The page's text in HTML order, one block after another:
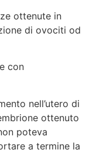
ottenute in
di ovociti od
con
nell’utero di
ottenuto
poteva
a termine la